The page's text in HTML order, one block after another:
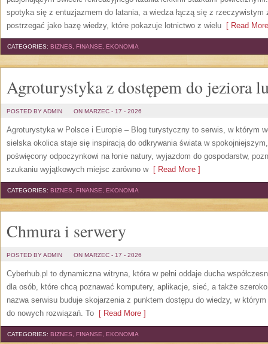
spotyka się z entuzjazmem do latania, a wiedza łączą się z rzeczywistym
postrzegać jako bazę wiedzy, które pokazuje lotnictwo z wielu [ Read
CATEGORIES: BIZNES, FINANSE, EKONOMIA
Agroturystyka z dostępem do jeziora
POSTED BY ADMIN ON MARZEC - 17 - 2026
Agroturystyka w Polsce i Europie – Blog turystyczny to serwis, w którym
sielska okolica staje się inspiracją do odkrywania świata w
poświęcony odpoczynkowi na łonie natury, wyjazdom do gospodarstw,
szukaniu wyjątkowych miejsc zarówno w[ Read More ]
CATEGORIES: BIZNES, FINANSE, EKONOMIA
Chmura i serwery
POSTED BY ADMIN ON MARZEC - 17 - 2026
Cyberhub.pl to dynamiczna witryna, która w pełni oddaje ducha
dla osób, które chcą poznawać komputery, aplikacje, sieć, a także
nazwa serwisu buduje skojarzenia z punktem dostępu do wiedzy, w
do nowych rozwiązań. To [ Read More ]
CATEGORIES: BIZNES, FINANSE, EKONOMIA